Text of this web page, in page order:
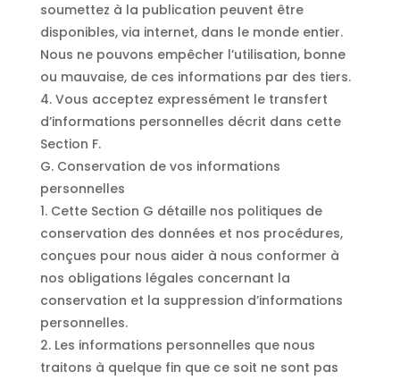
soumettez à la publication peuvent être
disponibles, via internet, dans le monde entier.
Nous ne pouvons empêcher l’utilisation, bonne
ou mauvaise, de ces informations par des tiers.
4. Vous acceptez expressément le transfert
d’informations personnelles décrit dans cette
Section F.
G. Conservation de vos informations
personnelles
1. Cette Section G détaille nos politiques de
conservation des données et nos procédures,
conçues pour nous aider à nous conformer à
nos obligations légales concernant la
conservation et la suppression d’informations
personnelles.
2. Les informations personnelles que nous
traitons à quelque fin que ce soit ne sont pas